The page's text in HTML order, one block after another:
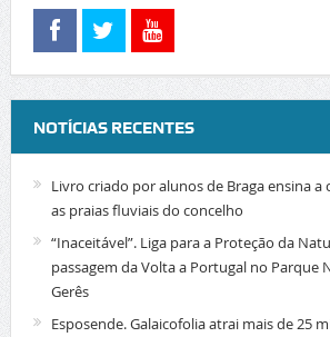
NOTÍCIAS RECENTES
Livro criado por alunos de Braga ensina a
as praias fluviais do concelho
“Inaceitável”. Liga para a Proteção da
passagem da Volta a Portugal no Parque
Gerês
Esposende. Galaicofolia atrai mais de 25